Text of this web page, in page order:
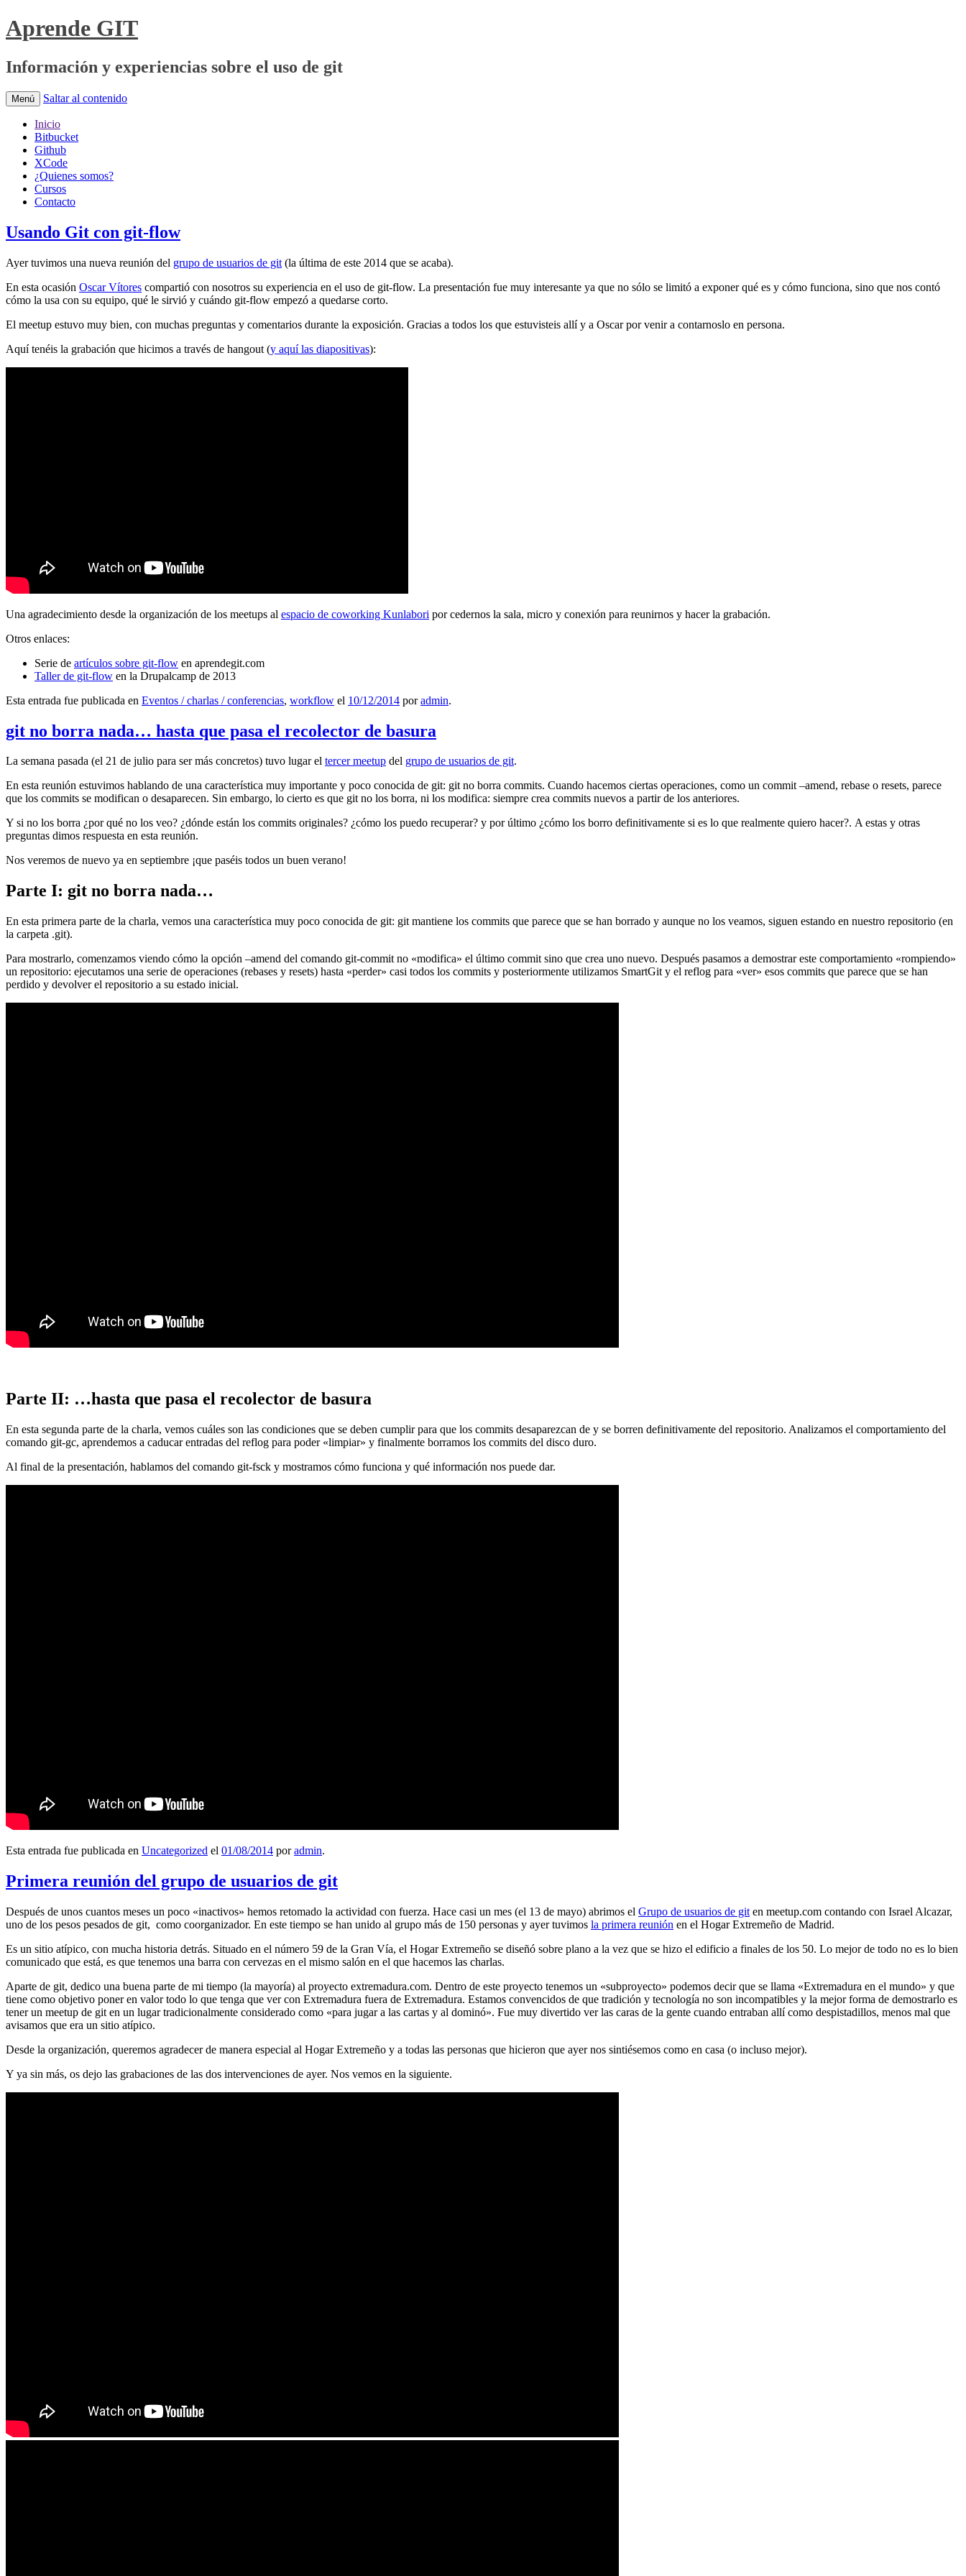
Aprende GIT
Información y experiencias sobre el uso de git
Menú Saltar al contenido
Inicio
Bitbucket
Github
XCode
¿Quienes somos?
Cursos
Contacto
Usando Git con git-flow
Ayer tuvimos una nueva reunión del grupo de usuarios de git (la última de este 2014 que se acaba).
En esta ocasión Oscar Vítores compartió con nosotros su experiencia en el uso de git-flow. La presentación fue muy interesante ya que no sólo se limitó a exponer qué es y cómo funciona, sino que nos contó
cómo la usa con su equipo, qué le sirvió y cuándo git-flow empezó a quedarse corto.
El meetup estuvo muy bien, con muchas preguntas y comentarios durante la exposición. Gracias a todos los que estuvisteis allí y a Oscar por venir a contarnoslo en persona.
Aquí tenéis la grabación que hicimos a través de hangout (y aquí las diapositivas):
Una agradecimiento desde la organización de los meetups al espacio de coworking Kunlabori por cedernos la sala, micro y conexión para reunirnos y hacer la grabación.
Otros enlaces:
Serie de artículos sobre git-flow en aprendegit.com
Taller de git-flow en la Drupalcamp de 2013
Esta entrada fue publicada en Eventos / charlas / conferencias, workflow el 10/12/2014 poradmin.
git no borra nada… hasta que pasa el recolector de basura
La semana pasada (el 21 de julio para ser más concretos) tuvo lugar el tercer meetup del grupo de usuarios de git.
En esta reunión estuvimos hablando de una característica muy importante y poco conocida de git: git no borra commits. Cuando hacemos ciertas operaciones, como un commit –amend, rebase o resets, parece
que los commits se modifican o desaparecen. Sin embargo, lo cierto es que git no los borra, ni los modifica: siempre crea commits nuevos a partir de los anteriores.
Y si no los borra ¿por qué no los veo? ¿dónde están los commits originales? ¿cómo los puedo recuperar? y por último ¿cómo los borro definitivamente si es lo que realmente quiero hacer?. A estas y otras
preguntas dimos respuesta en esta reunión.
Nos veremos de nuevo ya en septiembre ¡que paséis todos un buen verano!
Parte I: git no borra nada…
En esta primera parte de la charla, vemos una característica muy poco conocida de git: git mantiene los commits que parece que se han borrado y aunque no los veamos, siguen estando en nuestro repositorio (en
la carpeta .git).
Para mostrarlo, comenzamos viendo cómo la opción –amend del comando git-commit no «modifica» el último commit sino que crea uno nuevo. Después pasamos a demostrar este comportamiento «rompiendo»
un repositorio: ejecutamos una serie de operaciones (rebases y resets) hasta «perder» casi todos los commits y posteriormente utilizamos SmartGit y el reflog para «ver» esos commits que parece que se han
perdido y devolver el repositorio a su estado inicial.
Parte II: …hasta que pasa el recolector de basura
En esta segunda parte de la charla, vemos cuáles son las condiciones que se deben cumplir para que los commits desaparezcan de y se borren definitivamente del repositorio. Analizamos el comportamiento del
comando git-gc, aprendemos a caducar entradas del reflog para poder «limpiar» y finalmente borramos los commits del disco duro.
Al final de la presentación, hablamos del comando git-fsck y mostramos cómo funciona y qué información nos puede dar.
Esta entrada fue publicada en Uncategorized el 01/08/2014 poradmin.
Primera reunión del grupo de usuarios de git
Después de unos cuantos meses un poco «inactivos» hemos retomado la actividad con fuerza. Hace casi un mes (el 13 de mayo) abrimos el Grupo de usuarios de git en meetup.com contando con Israel Alcazar,
uno de los pesos pesados de git, como coorganizador. En este tiempo se han unido al grupo más de 150 personas y ayer tuvimos la primera reunión en el Hogar Extremeño de Madrid.
Es un sitio atípico, con mucha historia detrás. Situado en el número 59 de la Gran Vía, el Hogar Extremeño se diseñó sobre plano a la vez que se hizo el edificio a finales de los 50. Lo mejor de todo no es lo bien
comunicado que está, es que tenemos una barra con cervezas en el mismo salón en el que hacemos las charlas.
Aparte de git, dedico una buena parte de mi tiempo (la mayoría) al proyecto extremadura.com. Dentro de este proyecto tenemos un «subproyecto» podemos decir que se llama «Extremadura en el mundo» y que
tiene como objetivo poner en valor todo lo que tenga que ver con Extremadura fuera de Extremadura. Estamos convencidos de que tradición y tecnología no son incompatibles y la mejor forma de demostrarlo es
tener un meetup de git en un lugar tradicionalmente considerado como «para jugar a las cartas y al dominó». Fue muy divertido ver las caras de la gente cuando entraban allí como despistadillos, menos mal que
avisamos que era un sitio atípico.
Desde la organización, queremos agradecer de manera especial al Hogar Extremeño y a todas las personas que hicieron que ayer nos sintiésemos como en casa (o incluso mejor).
Y ya sin más, os dejo las grabaciones de las dos intervenciones de ayer. Nos vemos en la siguiente.